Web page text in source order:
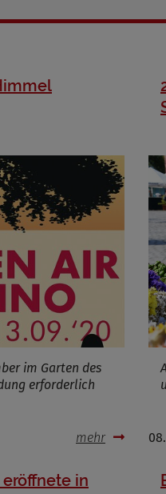
im Garten des
erforderlich
mehr
in